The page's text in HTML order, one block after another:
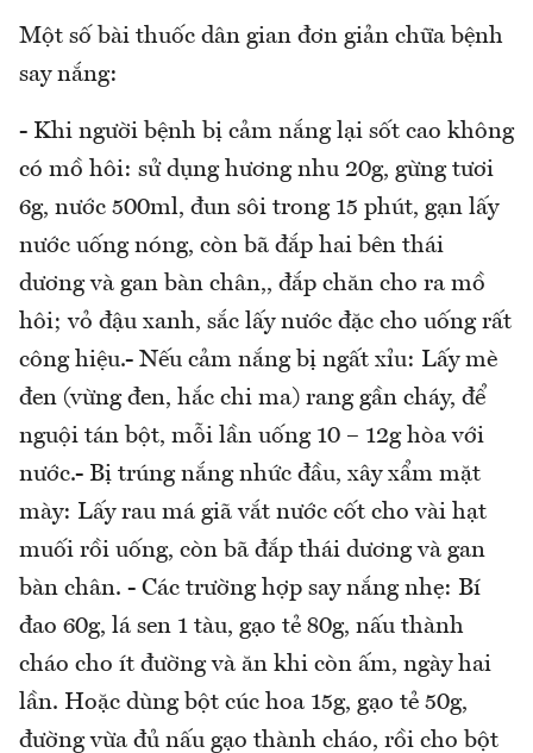
Một số bài thuốc dân gian đơn giản chữa bệnh
say nắng:
- Khi người bệnh bị cảm nắng lại sốt cao không
có mồ hôi: sử dụng hương nhu 20g, gừng tươi
6g, nước 500ml, đun sôi trong 15 phút, gạn lấy
nước uống nóng, còn bã đắp hai bên thái
dương và gan bàn chân,, đắp chăn cho ra mồ
hôi; vỏ đậu xanh, sắc lấy nước đặc cho uống rất
công hiệu.- Nếu cảm nắng bị ngất xỉu: Lấy mè
đen (vừng đen, hắc chi ma) rang gần cháy, để
nguội tán bột, mỗi lần uống 10 – 12g hòa với
nước.- Bị trúng nắng nhức đầu, xây xẩm mặt
mày: Lấy rau má giã vắt nước cốt cho vài hạt
muối rồi uống, còn bã đắp thái dương và gan
bàn chân. - Các trường hợp say nắng nhẹ: Bí
đao 60g, lá sen 1 tàu, gạo tẻ 80g, nấu thành
cháo cho ít đường và ăn khi còn ấm, ngày hai
lần. Hoặc dùng bột cúc hoa 15g, gạo tẻ 50g,
đường vừa đủ nấu gạo thành cháo, rồi cho bột